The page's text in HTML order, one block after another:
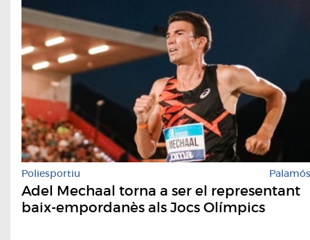
Poliesportiu Palamós
Adel Mechaal torna a ser el representant
baix-empordanès als Jocs Olímpics